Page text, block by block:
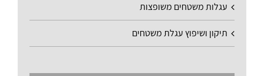
עגלות משטחים משופצות
תיקון ושיפוץ עגלת משטחים